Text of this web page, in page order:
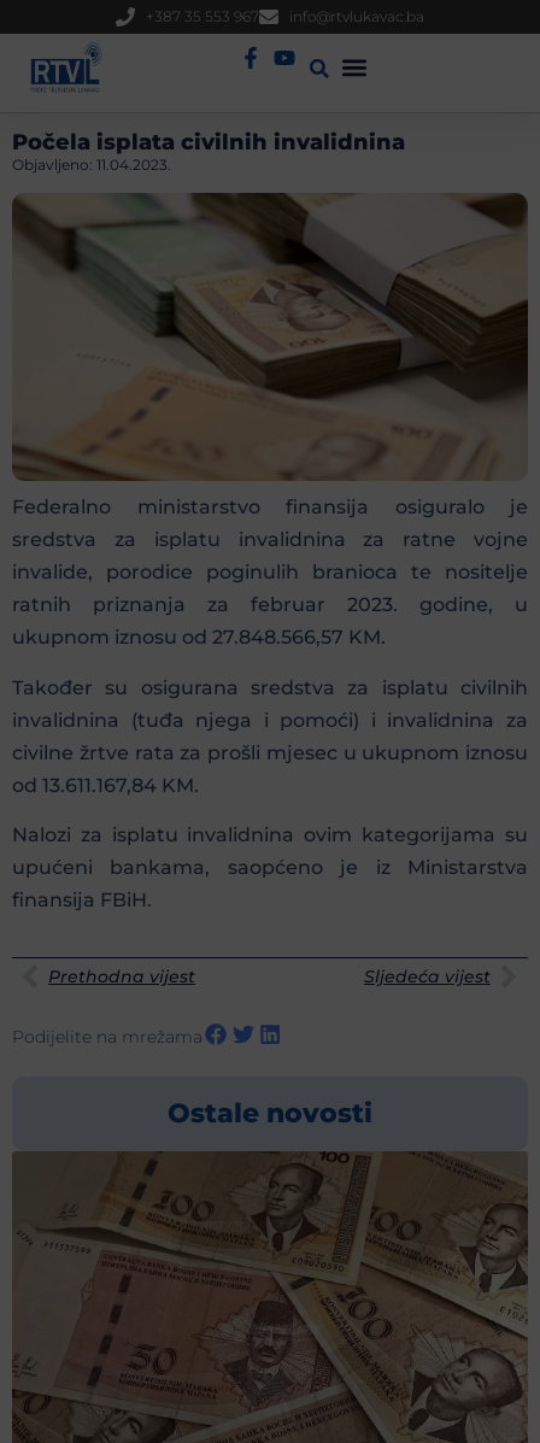
+387 35 553 967 info@rtvlukavac.ba
Počela isplata civilnih invalidnina
Objavljeno: 11.04.2023.
Federalno ministarstvo finansija osiguralo je
sredstva za isplatu invalidnina za ratne vojne
invalide, porodice poginulih branioca te nositelje
ratnih priznanja za februar 2023. godine, u
ukupnom iznosu od 27.848.566,57 KM.
Također su osigurana sredstva za isplatu civilnih
invalidnina (tuđa njega i pomoći) i invalidnina za
civilne žrtve rata za prošli mjesec u ukupnom iznosu
od 13.611.167,84 KM.
Nalozi za isplatu invalidnina ovim kategorijama su
upućeni bankama, saopćeno je iz Ministarstva
finansija FBiH.
Prethodna vijest Sljedeća vijest
Podijelite na mrežama
Ostale novosti